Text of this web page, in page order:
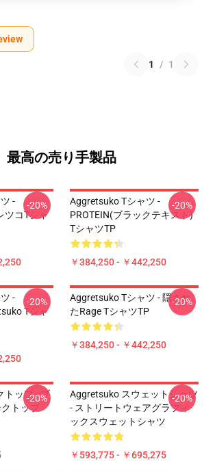
1 / 1
最高の売り手製品
-
ツコTシャ
-20%
Aggretsuko Tシャツ -
PROTEIN(ブラックテキスト)
TシャツTP
￥384,250 - ￥442,250
-20%
-
Tシャ
-20%
Aggretsuko Tシャツ - 隠され
たRage TシャツTP
￥384,250 - ￥442,250
-20%
トップ - ブ
トップ
-20%
Aggretsuko スウェットシャツ
- ストリートウェアグラフィ
ックスウェットシャツ
￥593,775 - ￥695,275
-20%